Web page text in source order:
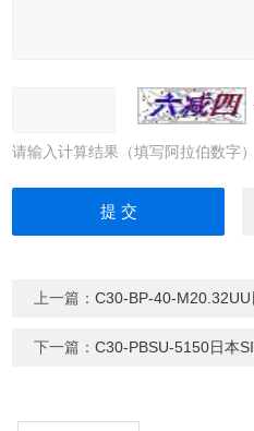
请输入计算结果（填写阿拉伯数字
上一篇：C30-BP-40-M20.32UU日本
下一篇：C30-PBSU-5150日本